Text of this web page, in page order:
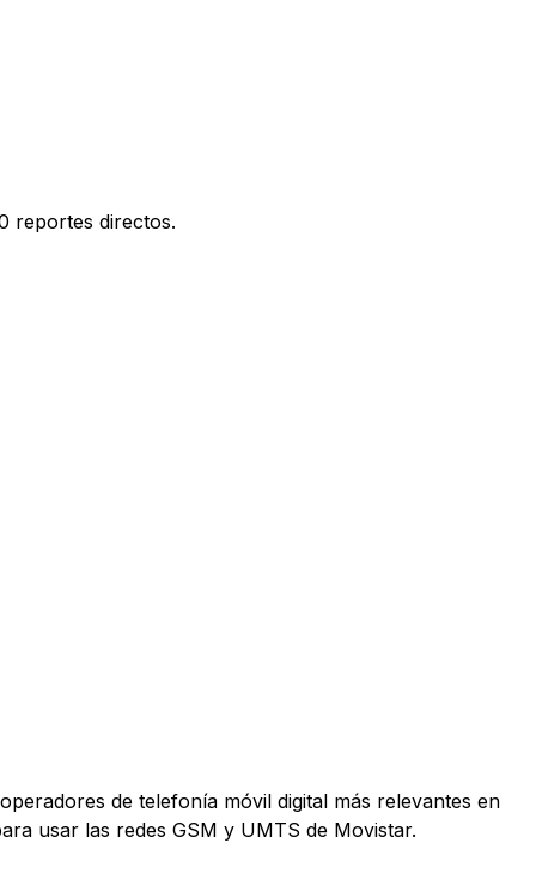
reportes directos.
de telefonía móvil digital más relevantes en
usar las redes GSM y UMTS de Movistar.